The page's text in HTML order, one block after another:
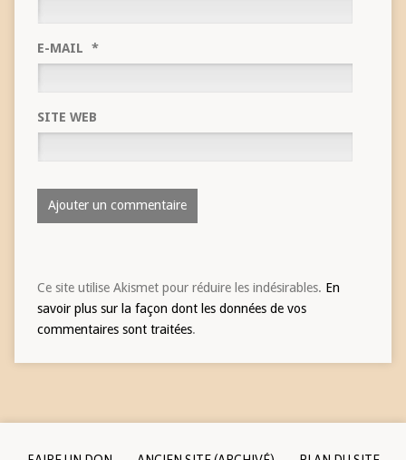
E-MAIL *
SITE WEB
Ce site utilise Akismet pour réduire les indésirables. En
savoir plus sur la façon dont les données de vos
commentaires sont traitées.